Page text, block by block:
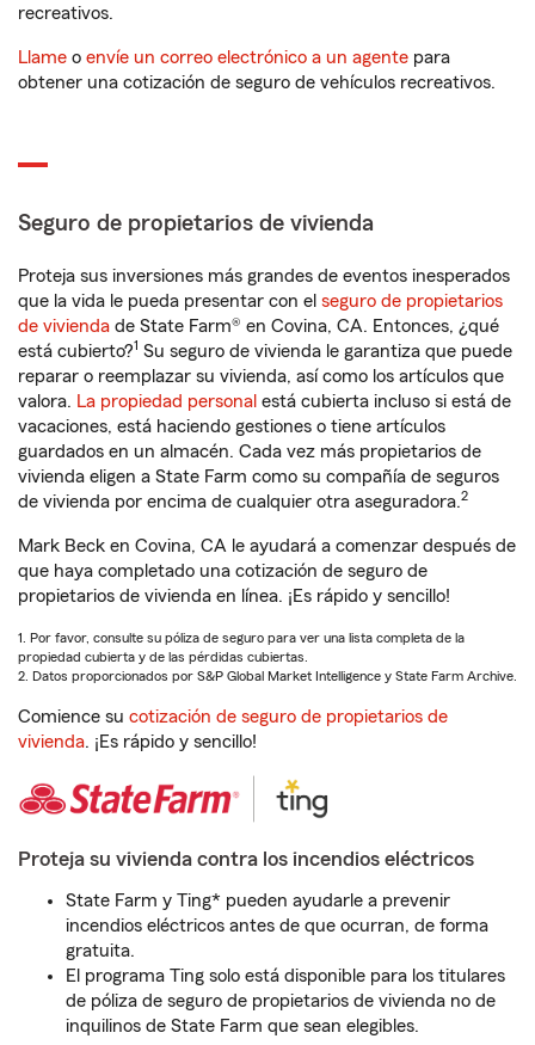
recreativos.
Llame o envíe un correo electrónico a un agente para
obtener una cotización de seguro de vehículos recreativos.
Seguro de propietarios de vivienda
Proteja sus inversiones más grandes de eventos inesperados
que la vida le pueda presentar con el seguro de propietarios
de vivienda de State Farm® en Covina, CA. Entonces, ¿qué
está cubierto?1 Su seguro de vivienda le garantiza que puede
reparar o reemplazar su vivienda, así como los artículos que
valora. La propiedad personal está cubierta incluso si está de
vacaciones, está haciendo gestiones o tiene artículos
guardados en un almacén. Cada vez más propietarios de
vivienda eligen a State Farm como su compañía de seguros
de vivienda por encima de cualquier otra aseguradora.2
Mark Beck en Covina, CA le ayudará a comenzar después de
que haya completado una cotización de seguro de
propietarios de vivienda en línea. ¡Es rápido y sencillo!
1. Por favor, consulte su póliza de seguro para ver una lista completa de la
propiedad cubierta y de las pérdidas cubiertas.
2. Datos proporcionados por S&P Global Market Intelligence y State Farm Archive.
Comience su cotización de seguro de propietarios de
vivienda. ¡Es rápido y sencillo!
Proteja su vivienda contra los incendios eléctricos
State Farm y Ting* pueden ayudarle a prevenir
incendios eléctricos antes de que ocurran, de forma
gratuita.
El programa Ting solo está disponible para los titulares
de póliza de seguro de propietarios de vivienda no de
inquilinos de State Farm que sean elegibles.